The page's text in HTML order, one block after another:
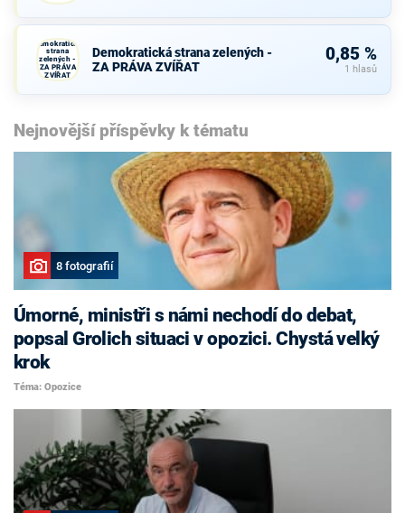
Demokratická
strana
zelených -
ZA PRÁVA
ZVÍŘAT
Demokratická strana zelených -
ZA PRÁVA ZVÍŘAT
0,85 %
1 hlasů
Nejnovější příspěvky k tématu
8 fotografií
Úmorné, ministři s námi nechodí do debat,
popsal Grolich situaci v opozici. Chystá velký
krok
Téma: Opozice